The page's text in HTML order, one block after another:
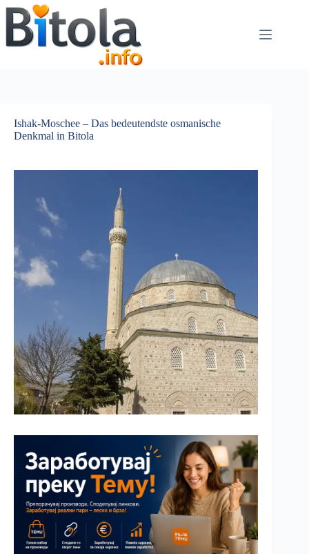
Ishak-Moschee – Das bedeutendste osmanische
Denkmal in Bitola